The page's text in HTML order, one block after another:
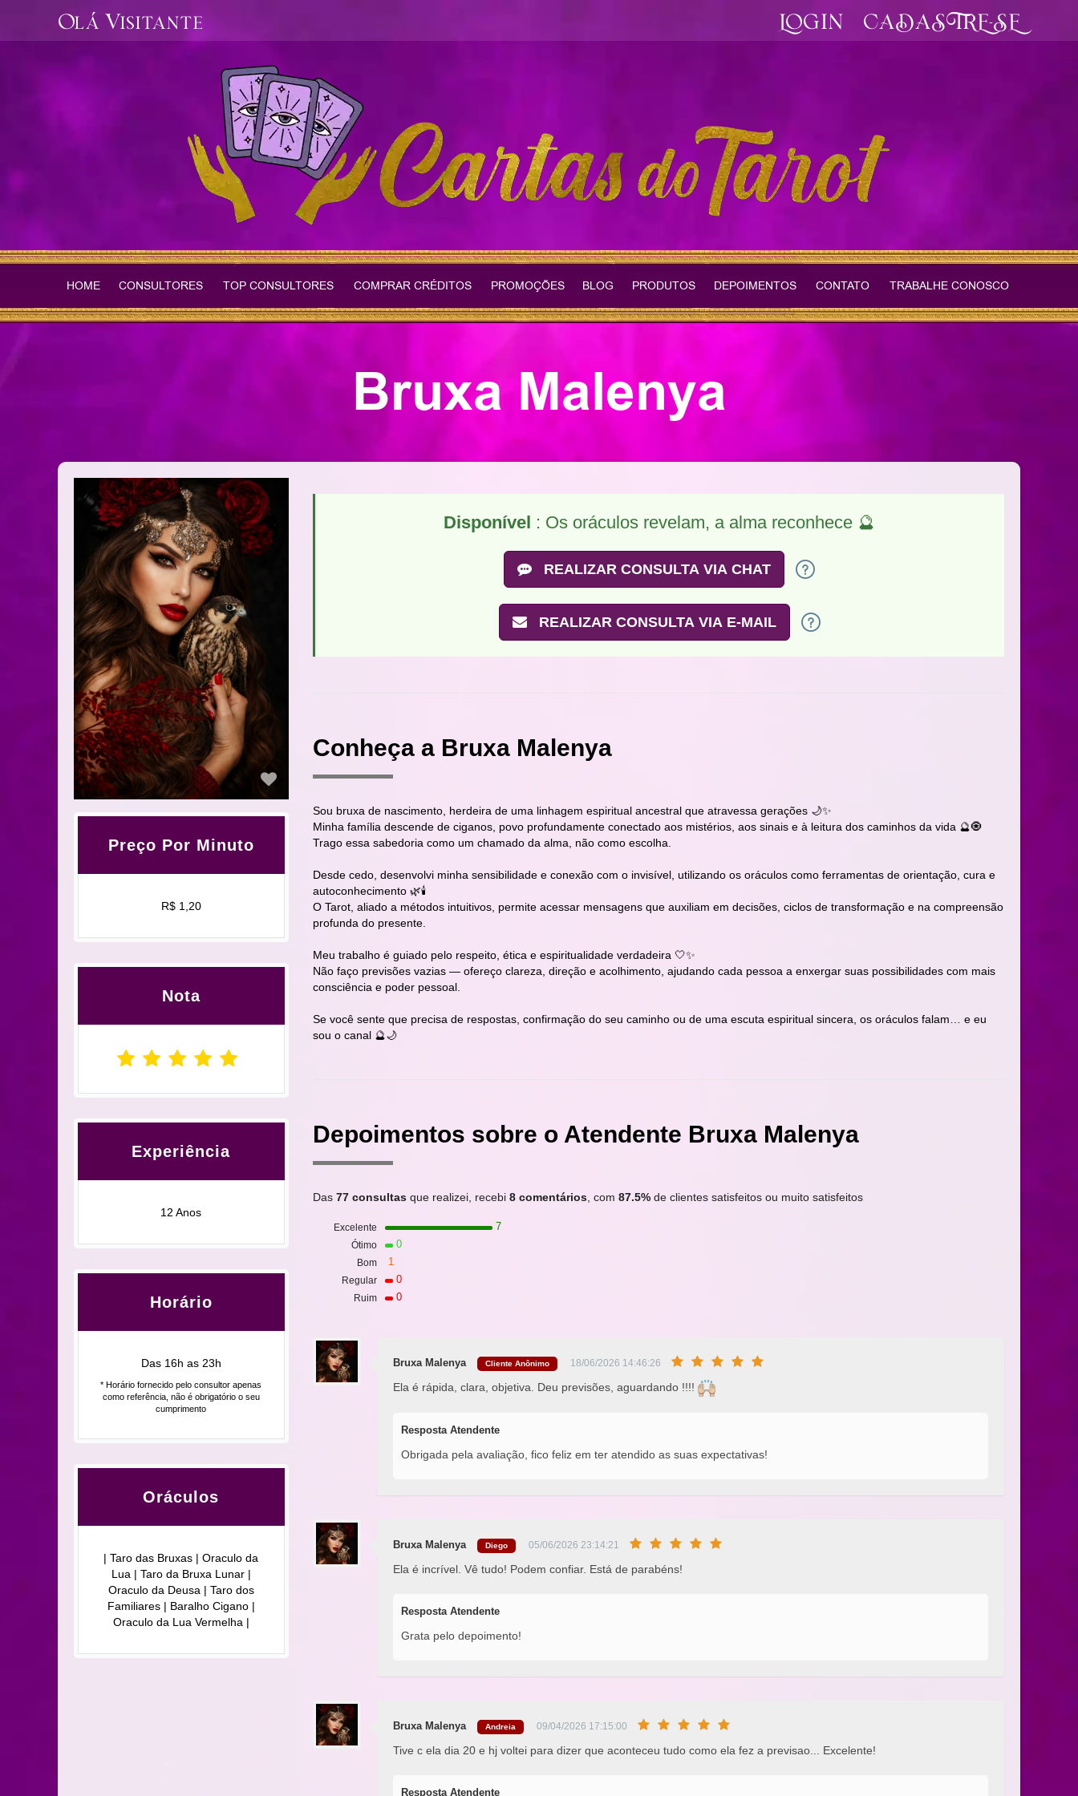
Olá Visitante LOGIN CADASTRE-SE
HOME CONSULTORES TOP CONSULTORES COMPRAR CRÉDITOS PROMOÇÕES BLOG PRODUTOS DEPOIMENTOS CONTATO TRABALHE CONOSCO
Bruxa Malenya
Preço Por Minuto
R$ 1,20
Nota
Experiência
12 Anos
Horário
Das 16h as 23h
* Horário fornecido pelo consultor apenas
como referência, não é obrigatório o seu
cumprimento
Oráculos
| Taro das Bruxas | Oraculo da
Lua | Taro da Bruxa Lunar |
Oraculo da Deusa | Taro dos
Familiares | Baralho Cigano |
Oraculo da Lua Vermelha |
Disponível : Os oráculos revelam, a alma reconhece 🔮
REALIZAR CONSULTA VIA CHAT
REALIZAR CONSULTA VIA E-MAIL
Conheça a Bruxa Malenya
Sou bruxa de nascimento, herdeira de uma linhagem espiritual ancestral que atravessa gerações 🌙✨
Minha família descende de ciganos, povo profundamente conectado aos mistérios, aos sinais e à leitura dos caminhos da vida 🔮🧿
Trago essa sabedoria como um chamado da alma, não como escolha.
Desde cedo, desenvolvi minha sensibilidade e conexão com o invisível, utilizando os oráculos como ferramentas de orientação, cura e
autoconhecimento 🌿🕯️
O Tarot, aliado a métodos intuitivos, permite acessar mensagens que auxiliam em decisões, ciclos de transformação e na compreensão
profunda do presente.
Meu trabalho é guiado pelo respeito, ética e espiritualidade verdadeira 🤍✨
Não faço previsões vazias — ofereço clareza, direção e acolhimento, ajudando cada pessoa a enxergar suas possibilidades com mais
consciência e poder pessoal.
Se você sente que precisa de respostas, confirmação do seu caminho ou de uma escuta espiritual sincera, os oráculos falam… e eu
sou o canal 🔮🌙
Depoimentos sobre o Atendente Bruxa Malenya
Das 77 consultasque realizei, recebi 8 comentários, com 87.5%de clientes satisfeitos ou muito satisfeitos
Excelente 7
Ótimo 0
Bom 1
Regular 0
Ruim 0
Bruxa Malenya Cliente Anônimo 18/06/2026 14:46:26
Ela é rápida, clara, objetiva. Deu previsões, aguardando !!!!
Resposta Atendente
Obrigada pela avaliação, fico feliz em ter atendido as suas expectativas!
Bruxa Malenya Diego 05/06/2026 23:14:21
Ela é incrível. Vê tudo! Podem confiar. Está de parabéns!
Resposta Atendente
Grata pelo depoimento!
Bruxa Malenya Andreia 09/04/2026 17:15:00
Tive c ela dia 20 e hj voltei para dizer que aconteceu tudo como ela fez a previsao... Excelente!
Resposta Atendente